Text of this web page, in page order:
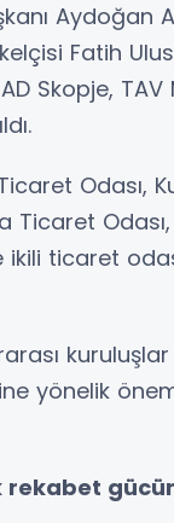
Aydoğan
Fatih
Skopje, TAV
Odası,
Ticaret
ticaret
yönelik
rekabet